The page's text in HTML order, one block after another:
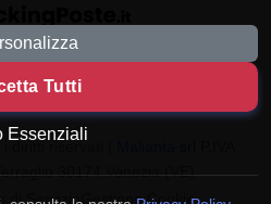
30174 Venezia (VE)
di ServizioGestione Cookie
Tutti
Essenziali